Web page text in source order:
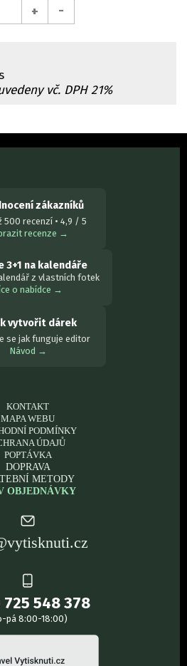
+ -
vč. DPH 21%
zákazníků
500 recenzí • 4,9 / 5
recenze →
3+1 na kalendáře
z vlastních fotek
o nabídce →
vytvořit dárek
se jak funguje editor
Návod →
KONTAKT
MAPA WEBU
PODMÍNKY
ÚDAJŮ
POPTÁVKA
DOPRAVA
METODY
OBJEDNÁVKY
725 548 378
pá 8:00-18:00)